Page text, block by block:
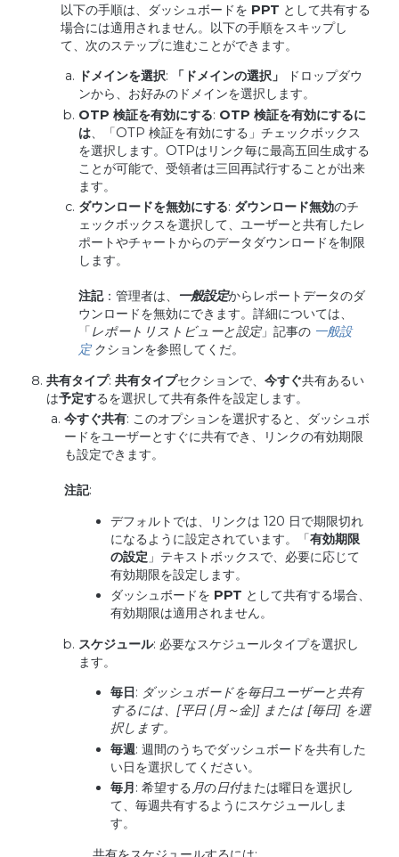
以下の手順は、ダッシュボードを PPT として共有する
場合には適用されません。以下の手順をスキップし
て、次のステップに進むことができます。
ドメインを選択: 「ドメインの選択」
ドロップダウ
ンから、お好みのドメインを選択します。
OTP 検証を有効にする: OTP 検証を有効にするに
は、「OTP 検証を有効にする」チェックボックス
を選択します。OTPはリンク毎に最高五回生成する
ことが可能で、受領者は三回再試行することが出来
ます。
ダウンロードを無効にする: ダウンロード無効のチ
ェックボックスを選択して、ユーザーと共有したレ
ポートやチャートからのデータダウンロードを制限
します。
注記：管理者は、 一般設定からレポートデータのダ
ウンロードを無効にできます。詳細については、
「 レポートリストビューと設定」記事の 一般設
定 クションを参照してくだ。
共有タイプ: 共有タイプセクションで、 今すぐ共有あるい
は予定するを選択して共有条件を設定します。
今すぐ共有: このオプションを選択すると、ダッシュボ
ードをユーザーとすぐに共有でき、リンクの有効期限
も設定できます。
注記:
デフォルトでは、リンクは 120 日で期限切れ
になるように設定されています。「有効期限
の設定 」テキストボックスで、必要に応じて
有効期限を設定します。
ダッシュボードを PPT として共有する場合、
有効期限は適用されません。
スケジュール: 必要なスケジュールタイプを選択し
ます。
毎日: ダッシュボードを毎日ユーザーと共有
するには、 [平日 (月～金)] または[毎日] を選
択します。
毎週: 週間のうちでダッシュボードを共有した
い日を選択してください。
毎月 : 希望する 月の日付または曜日を選択し
て、毎週共有するようにスケジュールしま
す。